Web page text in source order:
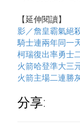
【延伸閱讀】
影／詹皇霸氣絕
騎士連兩年同一
柯瑞復出率勇士
火箭哈登準大三
火箭主場二連勝
分享: